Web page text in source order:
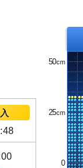
50
25
0